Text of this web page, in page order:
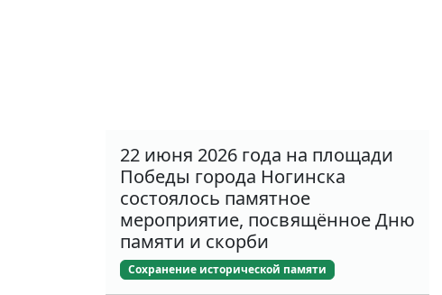
22 июня 2026 года на площади
Победы города Ногинска
состоялось памятное
мероприятие, посвящённое Дню
памяти и скорби
Сохранение исторической памяти